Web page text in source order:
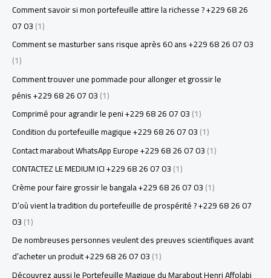
Comment savoir si mon portefeuille attire la richesse ? +229 68 26
07 03(1)
Comment se masturber sans risque après 60 ans +229 68 26 07 03
(1)
Comment trouver une pommade pour allonger et grossir le
pénis +229 68 26 07 03(1)
Comprimé pour agrandir le peni +229 68 26 07 03(1)
Condition du portefeuille magique +229 68 26 07 03(1)
Contact marabout WhatsApp Europe +229 68 26 07 03(1)
CONTACTEZ LE MEDIUM ICI +229 68 26 07 03(1)
Crème pour faire grossir le bangala +229 68 26 07 03(1)
D’où vient la tradition du portefeuille de prospérité ? +229 68 26 07
03(1)
De nombreuses personnes veulent des preuves scientifiques avant
d’acheter un produit +229 68 26 07 03(1)